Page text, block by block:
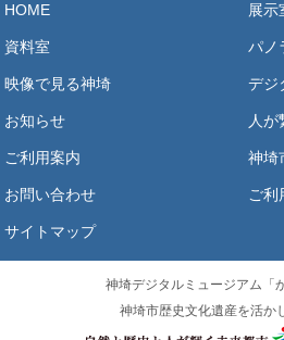
HOME 展示
資料室 パノ
映像で見る神埼 デジ
お知らせ 人が
ご利用案内 神埼
お問い合わせ ご利
サイトマップ
神埼デジタルミュージアム「
神埼市歴史文化遺産を活か